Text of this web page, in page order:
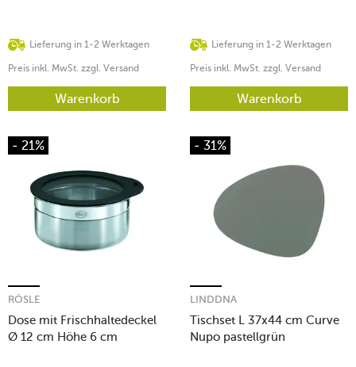
Lieferung in 1-2 Werktagen
Preis inkl. MwSt. zzgl. Versand
Warenkorb
Lieferung in 1-2 Werktagen
Preis inkl. MwSt. zzgl. Versand
Warenkorb
- 21%
Dose mit Frischhaltedeckel
Ø 12 cm Höhe 6 cm
RÖSLE
- 31%
Tischset L 37x44 cm Curve
Nupo pastellgrün
LINDDNA